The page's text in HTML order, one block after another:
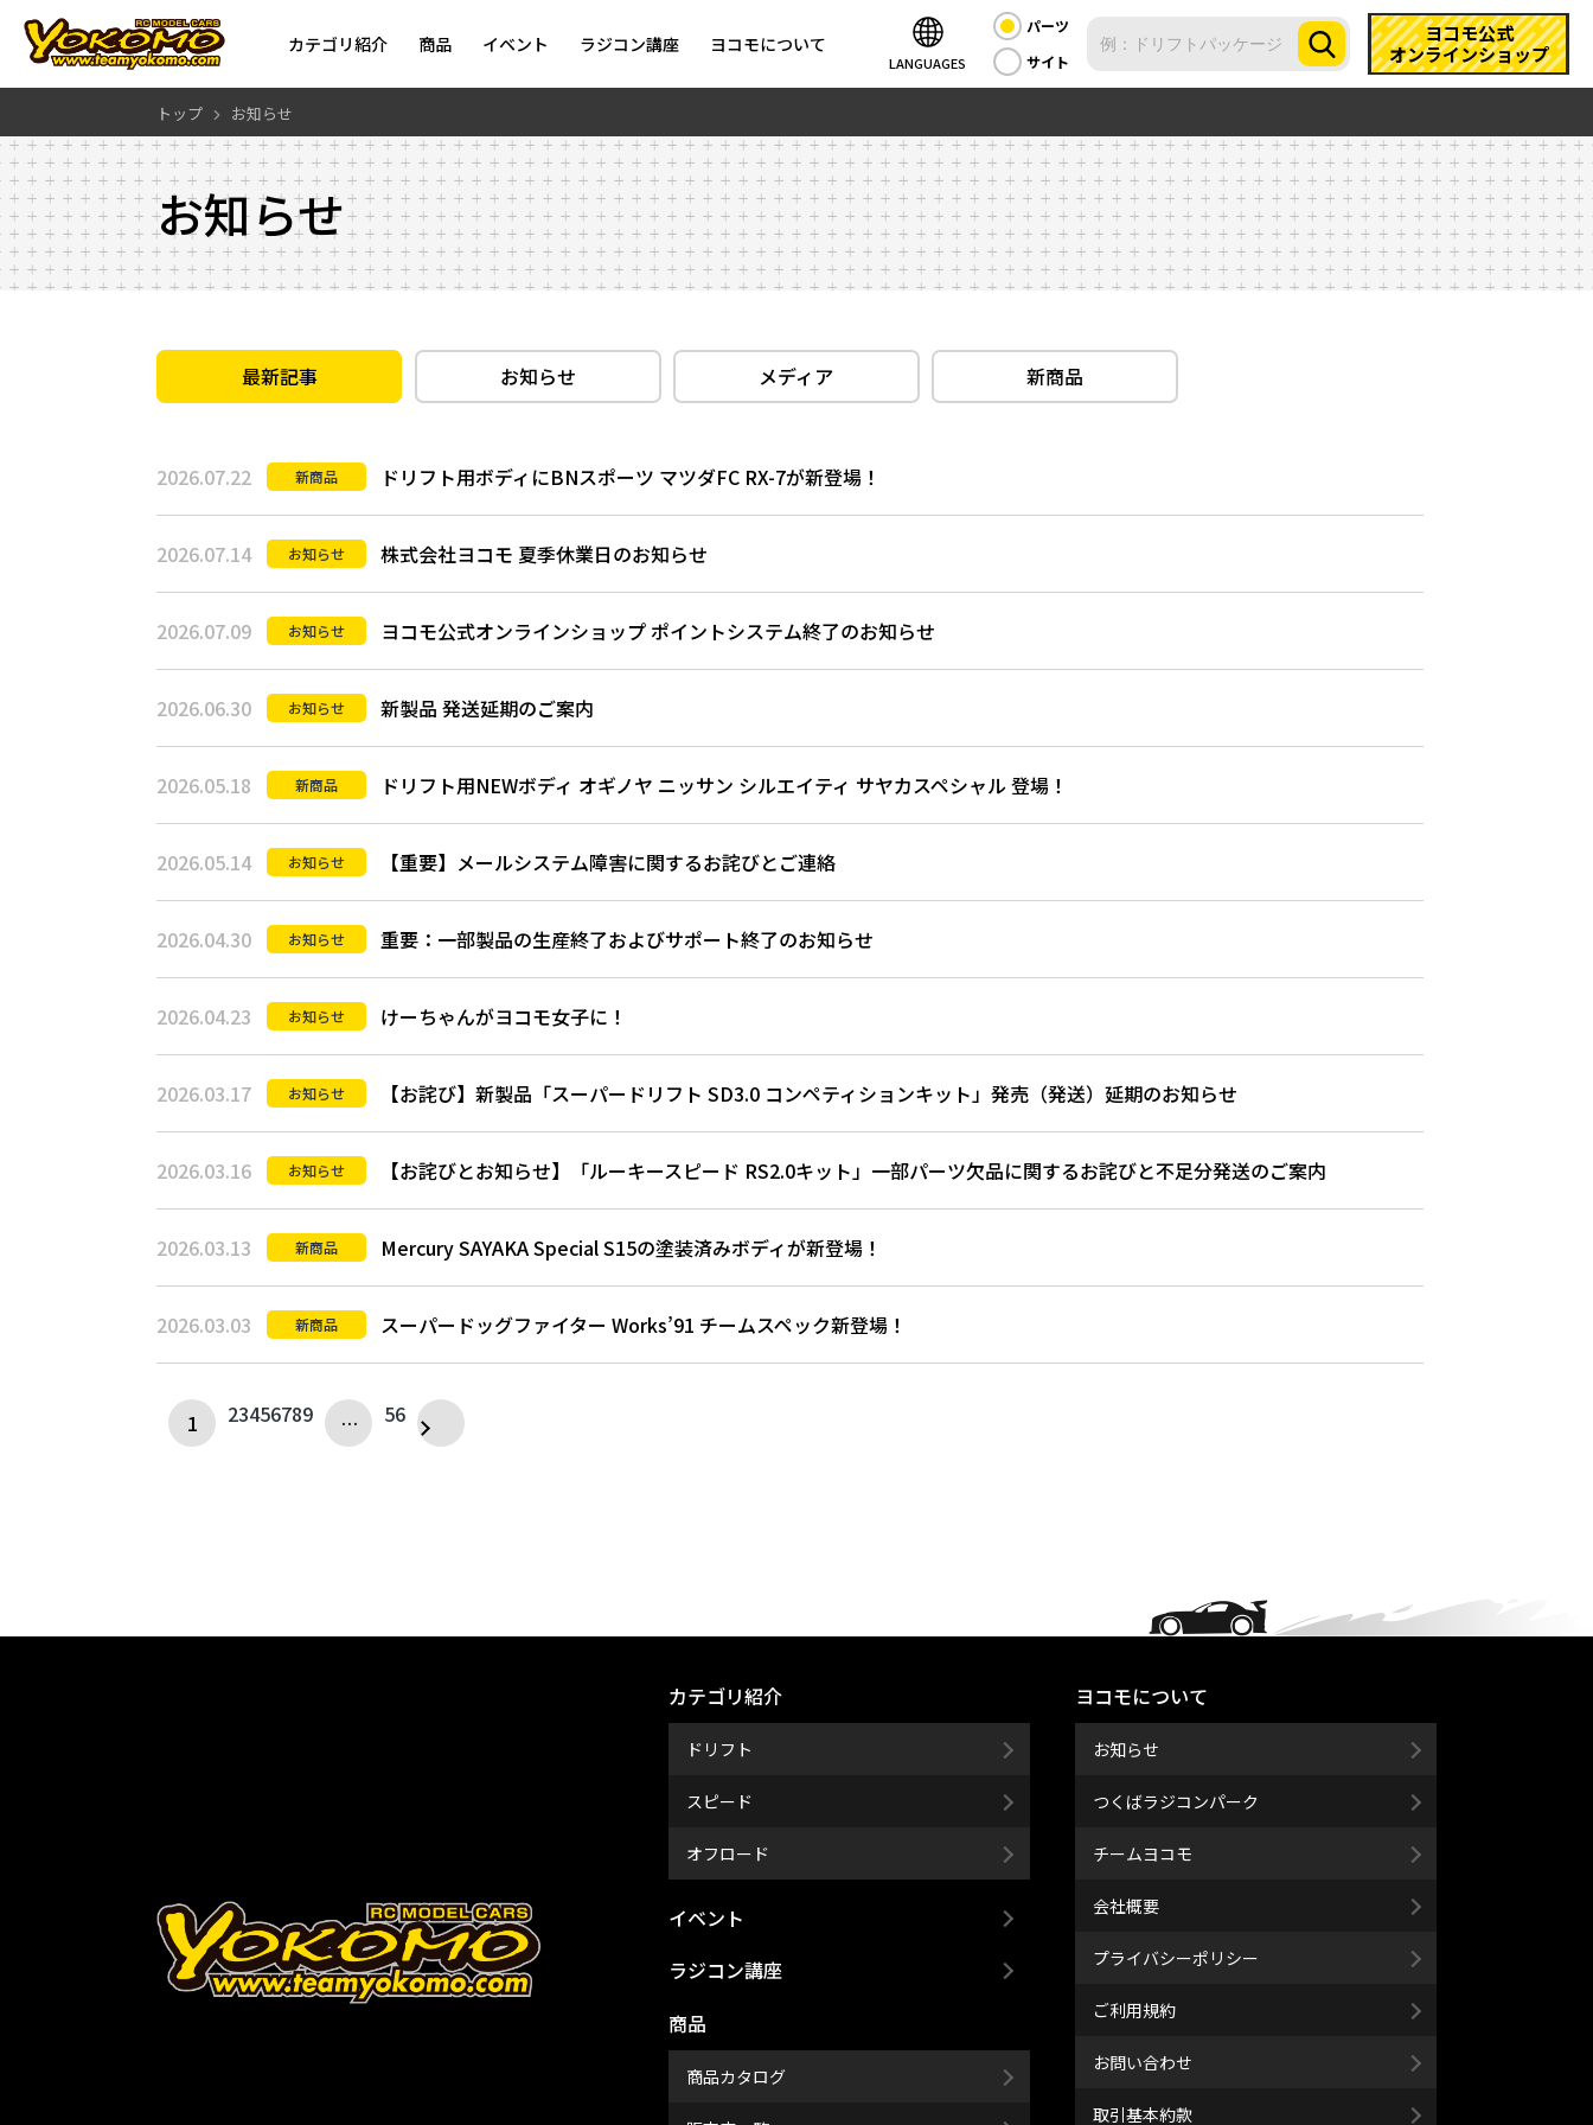
カテゴリ紹介 商品 イベント ラジコン講座 ヨコモについて
LANGUAGES
パーツ
サイト
ヨコモ公式
オンラインショップ
トップ お知らせ
お知らせ
最新記事 お知らせ メディア 新商品
2026.07.22 新商品 ドリフト用ボディにBNスポーツ マツダFC RX-7が新登場！
2026.07.14 お知らせ 株式会社ヨコモ 夏季休業日のお知らせ
2026.07.09 お知らせ ヨコモ公式オンラインショップ ポイントシステム終了のお知らせ
2026.06.30 お知らせ 新製品 発送延期のご案内
2026.05.18 新商品 ドリフト用NEWボディ オギノヤ ニッサン シルエイティ サヤカスペシャル 登場！
2026.05.14 お知らせ 【重要】メールシステム障害に関するお詫びとご連絡
2026.04.30 お知らせ 重要：一部製品の生産終了およびサポート終了のお知らせ
2026.04.23 お知らせ けーちゃんがヨコモ女子に！
2026.03.17 お知らせ 【お詫び】新製品「スーパードリフト SD3.0 コンペティションキット」発売（発送）延期のお知らせ
2026.03.16 お知らせ 【お詫びとお知らせ】「ルーキースピード RS2.0キット」一部パーツ欠品に関するお詫びと不足分発送のご案内
2026.03.13 新商品 Mercury SAYAKA Special S15の塗装済みボディが新登場！
2026.03.03 新商品 スーパードッグファイター Works’91 チームスペック新登場！
1 23456789 … 56
カテゴリ紹介
ドリフト
スピード
オフロード
イベント
ラジコン講座
商品
商品カタログ
ヨコモについて
お知らせ
つくばラジコンパーク
チームヨコモ
会社概要
プライバシーポリシー
ご利用規約
お問い合わせ
取引基本約款